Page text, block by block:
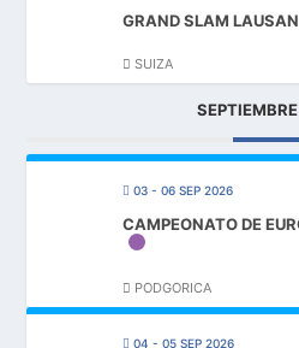
GRAND SLAM
SUIZA
03 - 06 SEP 2026
CAMPEONATO DE
PODGORICA
04 - 05 SEP 2026